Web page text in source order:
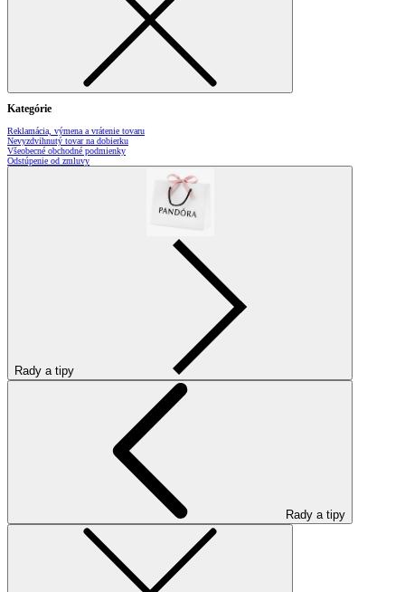
Kategórie
Reklamácia, výmena a vrátenie tovaru
Nevyzdvihnutý tovar na dobierku
Všeobecné obchodné podmienky
Odstúpenie od zmluvy
Rady a tipy
Rady a tipy